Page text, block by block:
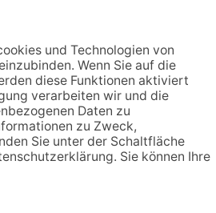
Lösungen
Ressourcen
im Widerspruch